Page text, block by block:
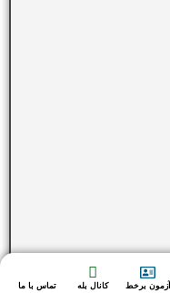
آزمون برخط کانال بله تماس با ما